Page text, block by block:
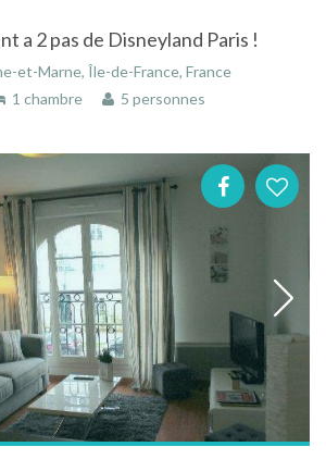
a 2 pas de Disneyland Paris !
et-Marne, Île-de-France, France
1 chambre 5 personnes